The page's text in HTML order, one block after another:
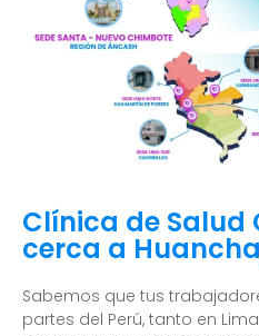
Clínica de Salud
cerca a
Sabemos que tus
partes del Perú, tanto en